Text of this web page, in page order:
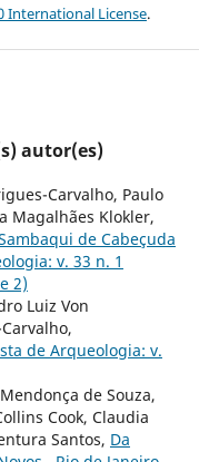
International License.
autor(es)
Carvalho, Paulo
Magalhães Klokler,
de Cabeçuda
v. 33 n. 1
2)
Luiz Von
de Arqueologia: v.
de Souza,
Cook, Claudia
Santos, Da